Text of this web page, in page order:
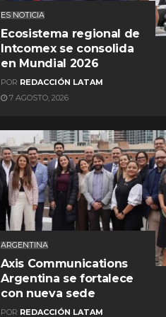
ES NOTICIA
Ecosistema regional de
Intcomex se consolida
en Mundial 2026
POR REDACCIÓN LATAM
7 AGOSTO, 2026
ARGENTINA
Axis Communications
Argentina se fortalece
con nueva sede
POR REDACCIÓN LATAM